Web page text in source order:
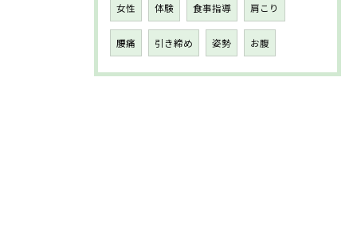
女性 体験 食事指導 肩こり
腰痛 引き締め 姿勢 お腹